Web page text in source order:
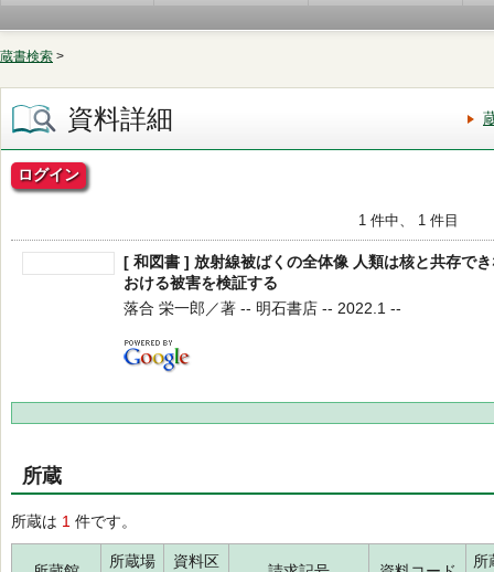
蔵書検索 >
資料詳細
ログイン
1 件中、 1 件目
[ 和図書 ] 放射線被ばくの全体像 人類は核と共存で
おける被害を検証する
落合 栄一郎／著 -- 明石書店 -- 2022.1 --
所蔵
所蔵は 1 件です。
所蔵場
資料区
所